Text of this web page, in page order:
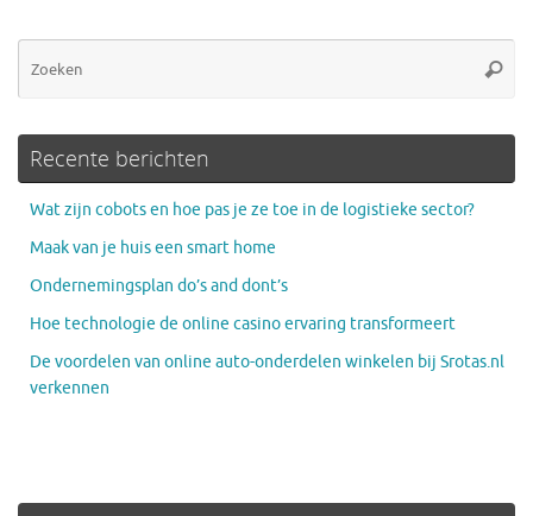
Recente berichten
Wat zijn cobots en hoe pas je ze toe in de logistieke sector?
Maak van je huis een smart home
Ondernemingsplan do’s and dont’s
Hoe technologie de online casino ervaring transformeert
De voordelen van online auto-onderdelen winkelen bij Srotas.nl
verkennen